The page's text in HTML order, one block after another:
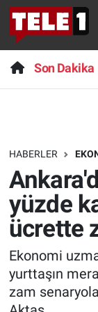
Son Dakika
HABERLER
yüzde
ücrette
Ekonomi
yurttaşın
zam
Anında
Başka
Bilim turu
Bilim ve
Doğa
Ege Saati
Son
Haber
Dünya
Teknoloji
Sağlık
Yayın Akışı
Nöbetçi
Hava
Trafik
Süper Lig
Tüm
Son
Haber Arşivi